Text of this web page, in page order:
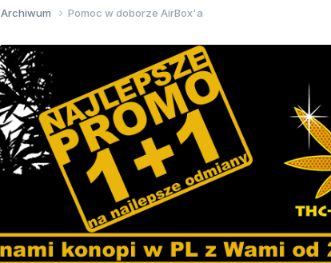
Archiwum Pomoc w doborze AirBox'a